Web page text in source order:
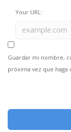
Your URL:
Guardar mi nombre,
próxima vez que haga